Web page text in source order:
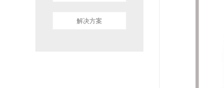
解决方案